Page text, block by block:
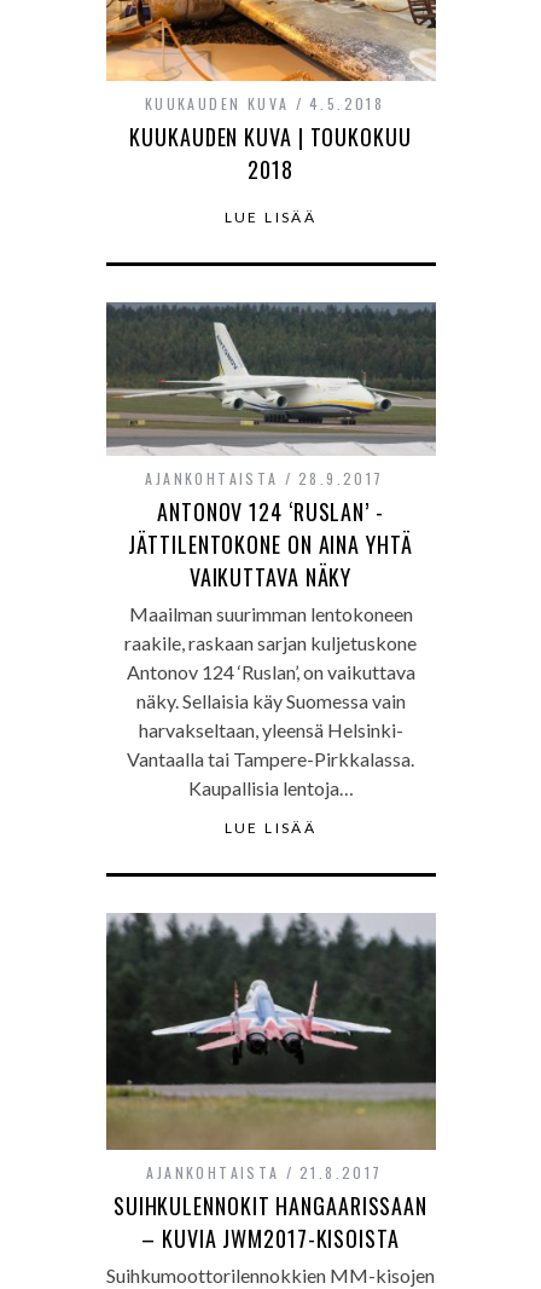
KUUKAUDEN KUVA 4.5.2018
KUUKAUDEN KUVA | TOUKOKUU
2018
LUE LISÄÄ
AJANKOHTAISTA 28.9.2017
ANTONOV 124 ‘RUSLAN’ -
JÄTTILENTOKONE ON AINA YHTÄ
VAIKUTTAVA NÄKY
Maailman suurimman lentokoneen
raakile, raskaan sarjan kuljetuskone
Antonov 124 ‘Ruslan’, on vaikuttava
näky. Sellaisia käy Suomessa vain
harvakseltaan, yleensä Helsinki-
Vantaalla tai Tampere-Pirkkalassa.
Kaupallisia lentoja…
LUE LISÄÄ
AJANKOHTAISTA 21.8.2017
SUIHKULENNOKIT HANGAARISSAAN
– KUVIA JWM2017-KISOISTA
Suihkumoottorilennokkien MM-kisojen